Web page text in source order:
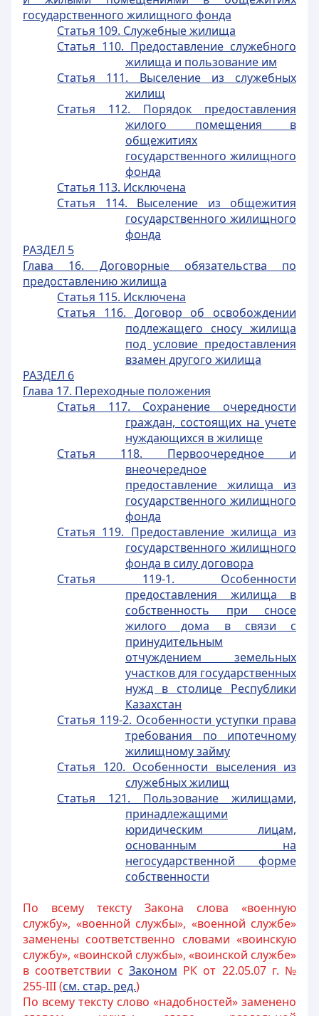
государственного жилищного фонда
Статья 109. Служебные жилища
Статья 110. Предоставление служебного
жилища и пользование им
Статья 111. Выселение из служебных
жилищ
Статья 112. Порядок предоставления
жилого помещения в
общежитиях
государственного жилищного
фонда
Статья 113. Исключена
Статья 114. Выселение из общежития
государственного жилищного
фонда
РАЗДЕЛ 5
Глава 16. Договорные обязательства по
предоставлению жилища
Статья 115. Исключена
Статья 116. Договор об освобождении
подлежащего сносу жилища
под условие предоставления
взамен другого жилища
РАЗДЕЛ 6
Глава 17. Переходные положения
Статья 117. Сохранение очередности
граждан, состоящих на учете
нуждающихся в жилище
Статья 118. Первоочередное и
внеочередное
предоставление жилища из
государственного жилищного
фонда
Статья 119. Предоставление жилища из
государственного жилищного
фонда в силу договора
Статья 119-1. Особенности
предоставления жилища в
собственность при сносе
жилого дома в связи с
принудительным
отчуждением земельных
участков для государственных
нужд в столице Республики
Казахстан
Статья 119-2. Особенности уступки права
требования по ипотечному
жилищному займу
Статья 120. Особенности выселения из
служебных жилищ
Статья 121. Пользование жилищами,
принадлежащими
юридическим лицам,
основанным на
негосударственной форме
собственности
По всему тексту Закона слова «военную
службу», «военной службы», «военной службе»
заменены соответственно словами «воинскую
службу», «воинской службы», «воинской службе»
в соответствии с Законом РК от 22.05.07 г. №
255-III (см. стар. ред.)
По всему тексту слово «надобностей» заменено